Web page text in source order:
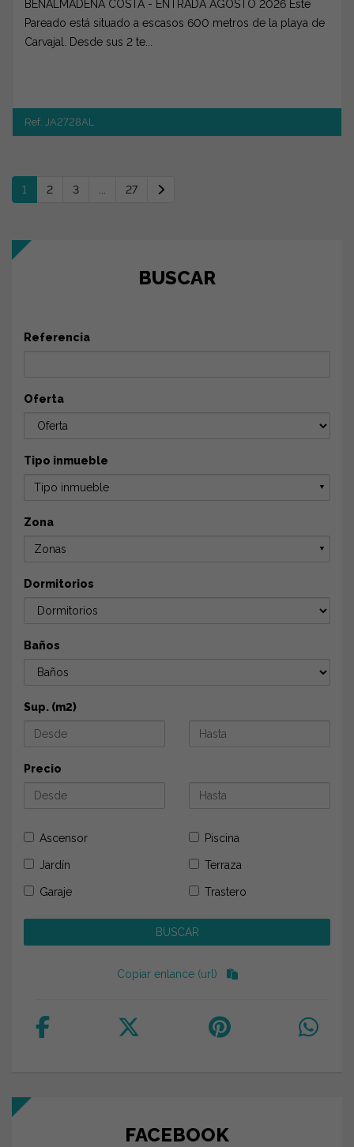
BENALMADENA COSTA - ENTRADA AGOSTO 2026 Este
Pareado está situado a escasos 600 metros de la playa de
Carvajal. Desde sus 2 te...
Ref. JA2728AL
1 2 3 ... 27
BUSCAR
Referencia
Oferta
Tipo inmueble
Tipo inmueble ▼
Zona
Zonas ▼
Dormitorios
Baños
Sup. (m2)
Precio
Ascensor Piscina
Jardín Terraza
Garaje Trastero
Copiar enlance (url)
FACEBOOK